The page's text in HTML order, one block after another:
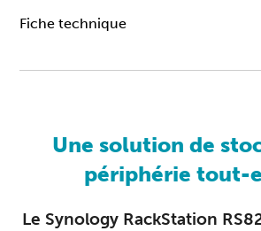
Fiche technique
Une solution de
périphérie tout-
Le Synology RackStation